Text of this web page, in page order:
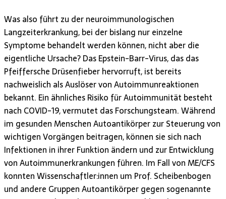
Was also führt zu der neuroimmunologischen
Langzeiterkrankung, bei der bislang nur einzelne
Symptome behandelt werden können, nicht aber die
eigentliche Ursache? Das Epstein-Barr-Virus, das das
Pfeiffersche Drüsenfieber hervorruft, ist bereits
nachweislich als Auslöser von Autoimmunreaktionen
bekannt. Ein ähnliches Risiko für Autoimmunität besteht
nach COVID-19, vermutet das Forschungsteam. Während
im gesunden Menschen Autoantikörper zur Steuerung von
wichtigen Vorgängen beitragen, können sie sich nach
Infektionen in ihrer Funktion ändern und zur Entwicklung
von Autoimmunerkrankungen führen. Im Fall von ME/CFS
konnten Wissenschaftler:innen um Prof. Scheibenbogen
und andere Gruppen Autoantikörper gegen sogenannte